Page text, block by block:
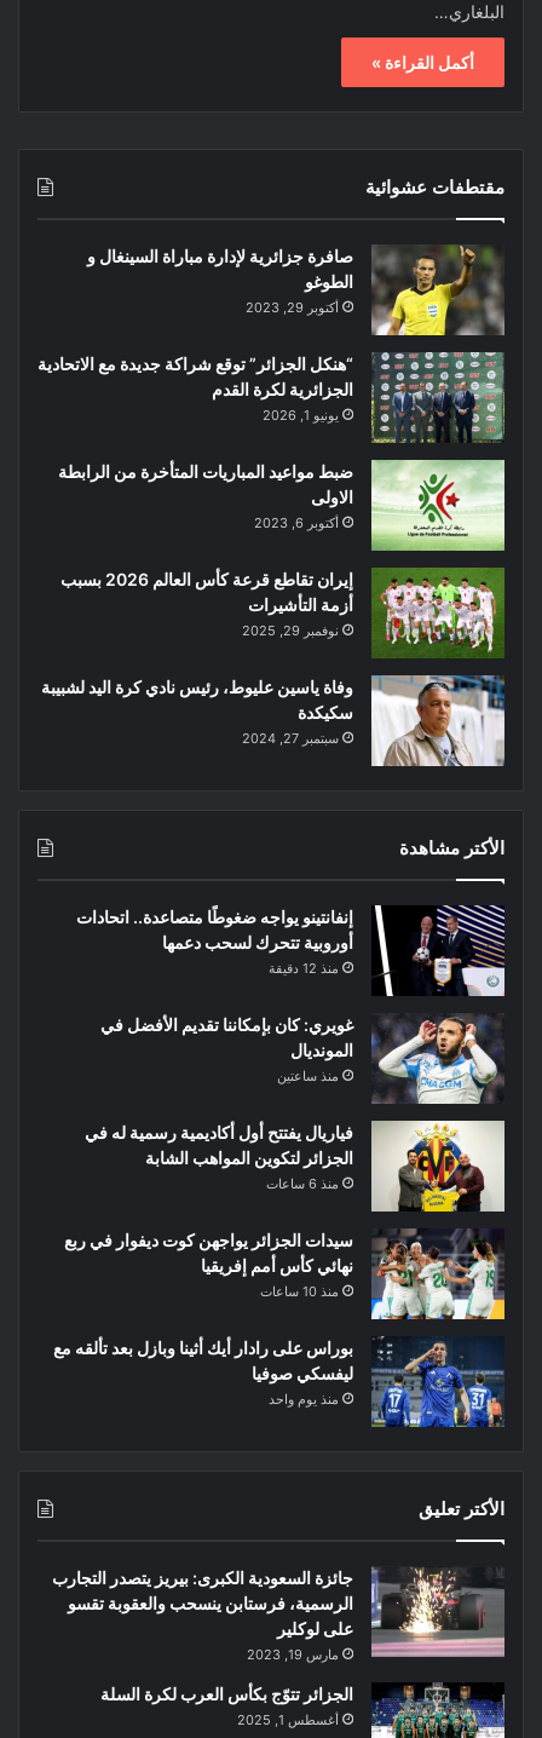
البلغاري…
أكمل القراءة »
مقتطفات عشوائية
صافرة جزائرية لإدارة مباراة السينغال و
الطوغو
أكتوبر 29, 2023
“هنكل الجزائر” توقع شراكة جديدة مع الاتحادية
الجزائرية لكرة القدم
يونيو 1, 2026
ضبط مواعيد المباريات المتأخرة من الرابطة
الاولى
أكتوبر 6, 2023
إيران تقاطع قرعة كأس العالم 2026 بسبب
أزمة التأشيرات
نوفمبر 29, 2025
وفاة ياسين عليوط، رئيس نادي كرة اليد لشبيبة
سكيكدة
سبتمبر 27, 2024
الأكتر مشاهدة
إنفانتينو يواجه ضغوطًا متصاعدة.. اتحادات
أوروبية تتحرك لسحب دعمها
منذ 12 دقيقة
غويري: كان بإمكاننا تقديم الأفضل في
المونديال
منذ ساعتين
فياريال يفتتح أول أكاديمية رسمية له في
الجزائر لتكوين المواهب الشابة
منذ 6 ساعات
سيدات الجزائر يواجهن كوت ديفوار في ربع
نهائي كأس أمم إفريقيا
منذ 10 ساعات
بوراس على رادار أيك أثينا وبازل بعد تألقه مع
ليفسكي صوفيا
منذ يوم واحد
الأكتر تعليق
جائزة السعودية الكبرى: بيريز يتصدر التجارب
الرسمية، فرستابن ينسحب والعقوبة تقسو
على لوكلير
مارس 19, 2023
الجزائر تتوّج بكأس العرب لكرة السلة
أغسطس 1, 2025